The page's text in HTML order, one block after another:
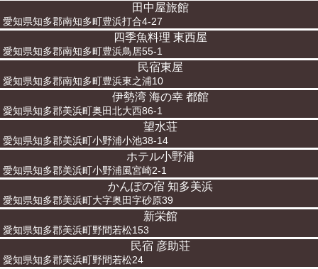
田中屋旅館
愛知県知多郡南知多町豊浜打合4-27
四季魚料理 東西屋
愛知県知多郡南知多町豊浜鳥居55-1
民宿東屋
愛知県知多郡南知多町豊浜東之浦10
伊勢湾 海の幸 都館
愛知県知多郡美浜町奥田北大西86-1
望水荘
愛知県知多郡美浜町小野浦小池38-14
ホテル小野浦
愛知県知多郡美浜町小野浦風宮崎2-1
かんぽの宿 知多美浜
愛知県知多郡美浜町大字奥田字砂原39
新栄館
愛知県知多郡美浜町野間若松153
民宿 彦助荘
愛知県知多郡美浜町野間若松24